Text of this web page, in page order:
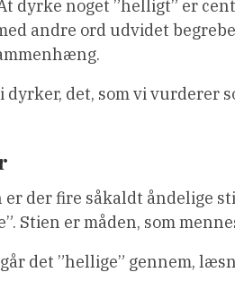
dyrke noget ”helligt” er
andre ord udvidet
dyrker, det, som vi vurderer
der fire såkaldt åndelige
Stien er måden, som
det ”hellige” gennem,